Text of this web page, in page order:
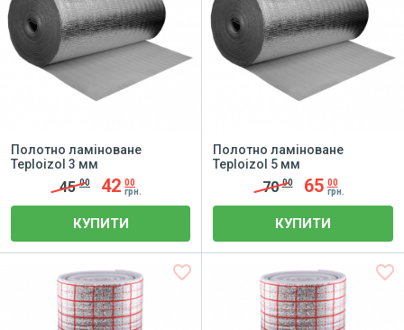
Полотно ламіноване
Teploizol 3 мм
45 00 42 00
грн.
КУПИТИ
Полотно ламіноване
Teploizol 5 мм
70 00 65 00
грн.
КУПИТИ
favorite_border favorite_border